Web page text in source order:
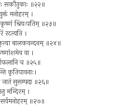
सकौतुकाः ॥२२॥
मनोहरम् ।
श्रियःपतिम् ॥२३॥
रटत्यति ।
कृत्वा बालकवन्दनम् ॥२४॥
वा ।
च ॥२५॥
कृतिपावनाः।
सुसम्पदा ॥२६॥
मन्दिरम् ।
सर्वमनोहरम् ॥२७॥